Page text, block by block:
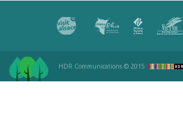
HDR Communications © 2015